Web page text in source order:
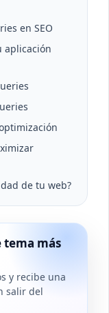
en SEO
aplicación
de tu web?
tema más
y recibe una
salir del